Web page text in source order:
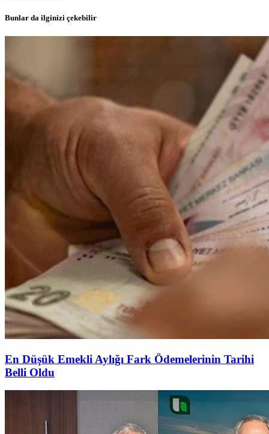
Bunlar da ilginizi çekebilir
En Düşük Emekli Aylığı Fark Ödemelerinin Tarihi
Belli Oldu